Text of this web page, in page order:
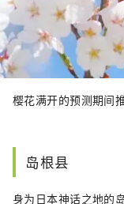
樱花满开的预测期间
岛根县
身为日本神话之地的